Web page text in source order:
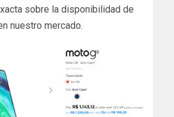
sobre la disponibilidad de
nuestro mercado.